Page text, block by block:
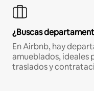
¿Buscas
En Airbnb, hay
amueblados, ideales
traslados y